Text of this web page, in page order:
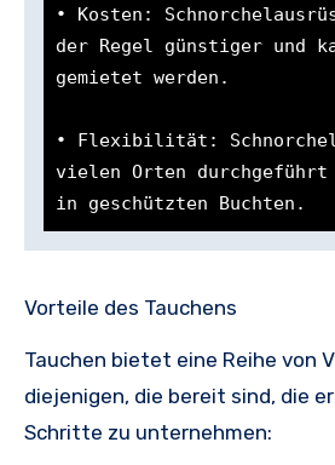
• Kosten:
der Regel günstiger und
gemietet werden.
• Flexibilität:
vielen Orten durchgeführt
in geschützten Buchten.
Vorteile des Tauchens
Tauchen bietet eine Reihe von
diejenigen, die bereit sind, die
Schritte zu unternehmen: